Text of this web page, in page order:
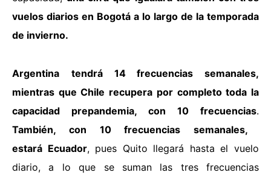
vuelos diarios en Bogotá a lo largo de la temporada
de invierno.
Argentina
tendrá 14 frecuencias semanales,
mientras que Chile recupera por completo toda la
capacidad prepandemia, con 10 frecuencias.
También, con 10 frecuencias semanales,
estará Ecuador, pues Quito llegará hasta el vuelo
diario, a lo que se suman las tres frecuencias